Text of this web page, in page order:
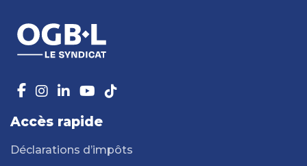
Accès rapide
Déclarations d’impôts